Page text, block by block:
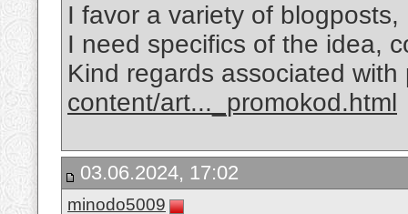
I favor a variety of
I need specifics of the idea,
Kind regards associated
content/art..._promokod.html
03.06.2024, 17:02
minodo5009